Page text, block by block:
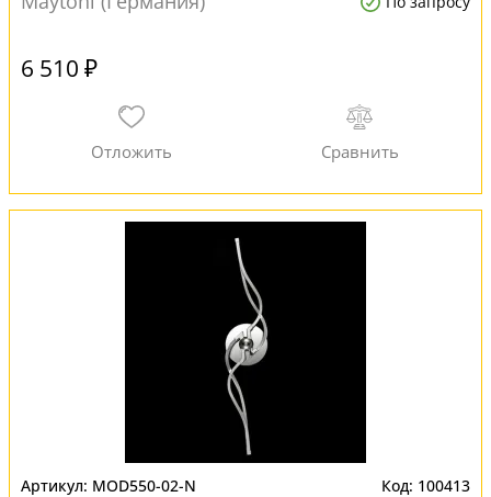
6 510 ₽
MOD550-02-N 100413